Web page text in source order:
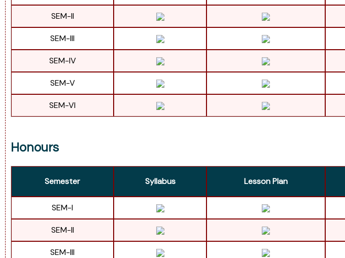
SEM-II
SEM-III
SEM-IV
SEM-V
SEM-VI
Honours
Semester Syllabus Lesson Plan
SEM-I
SEM-II
SEM-III